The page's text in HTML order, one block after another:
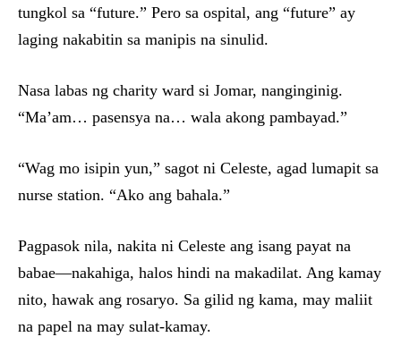
tungkol sa “future.” Pero sa ospital, ang “future” ay
laging nakabitin sa manipis na sinulid.
Nasa labas ng charity ward si Jomar, nanginginig.
“Ma’am… pasensya na… wala akong pambayad.”
“Wag mo isipin yun,” sagot ni Celeste, agad lumapit sa
nurse station. “Ako ang bahala.”
Pagpasok nila, nakita ni Celeste ang isang payat na
babae—nakahiga, halos hindi na makadilat. Ang kamay
nito, hawak ang rosaryo. Sa gilid ng kama, may maliit
na papel na may sulat-kamay.